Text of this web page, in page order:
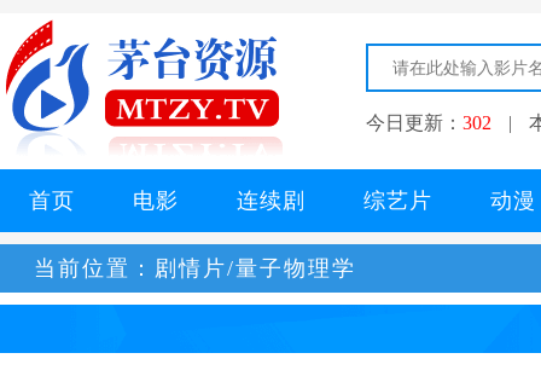
今日更新： 302 |
首页 电影 连续剧 综艺片 动漫
当前位置： 剧情片/量子物理学